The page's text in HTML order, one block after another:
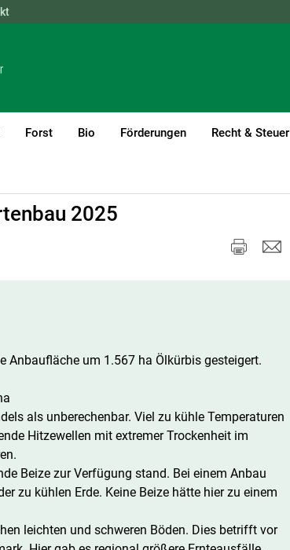
NÖ
Forst Bio Förderungen Recht & Steuer
2025
Anbaufläche um 1.567 ha Ölkürbis gesteigert.
als unberechenbar. Viel zu kühle Temperaturen
Hitzewellen mit extremer Trockenheit im
Beize zur Verfügung stand. Bei einem Anbau
zu kühlen Erde. Keine Beize hätte hier zu einem
leichten und schweren Böden. Dies betrifft vor